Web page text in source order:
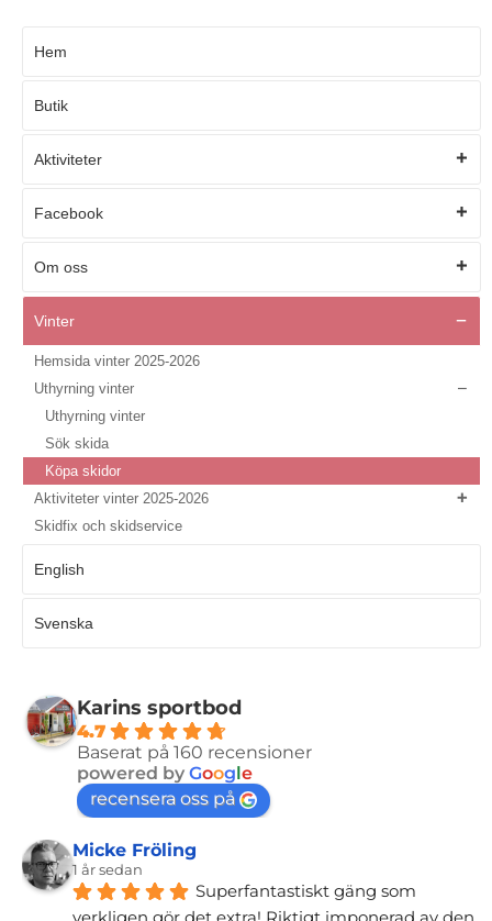
Hem
Butik
Aktiviteter
Facebook
Om oss
Vinter
Hemsida vinter 2025-2026
Uthyrning vinter
Uthyrning vinter
Sök skida
Köpa skidor
Aktiviteter vinter 2025-2026
Skidfix och skidservice
English
Svenska
Karins sportbod
4.7
Baserat på 160 recensioner
powered by Google
recensera oss på
Micke Fröling
1 år sedan
Superfantastiskt gäng som